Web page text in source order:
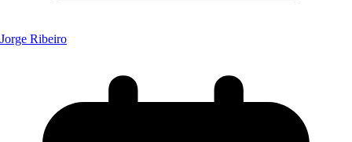
Jorge Ribeiro